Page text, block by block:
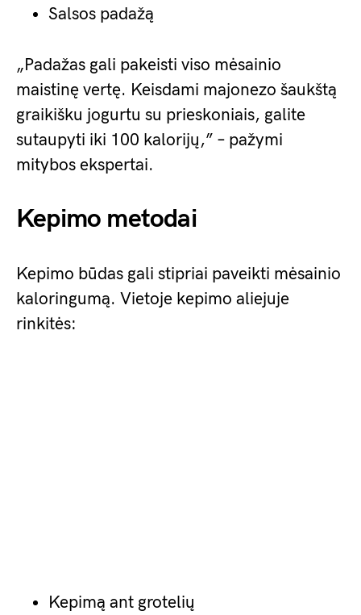
Salsos padažą
„Padažas gali pakeisti viso mėsainio
maistinę vertę. Keisdami majonezo šaukštą
graikišku jogurtu su prieskoniais, galite
sutaupyti iki 100 kalorijų,” – pažymi
mitybos ekspertai.
Kepimo metodai
Kepimo būdas gali stipriai paveikti mėsainio
kaloringumą. Vietoje kepimo aliejuje
rinkitės:
Kepimą ant grotelių